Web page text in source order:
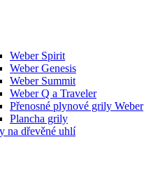
Weber Spirit
Weber Genesis
Weber Summit
Weber Q a Traveler
Přenosné plynové grily Weber
Plancha grily
na dřevěné uhlí